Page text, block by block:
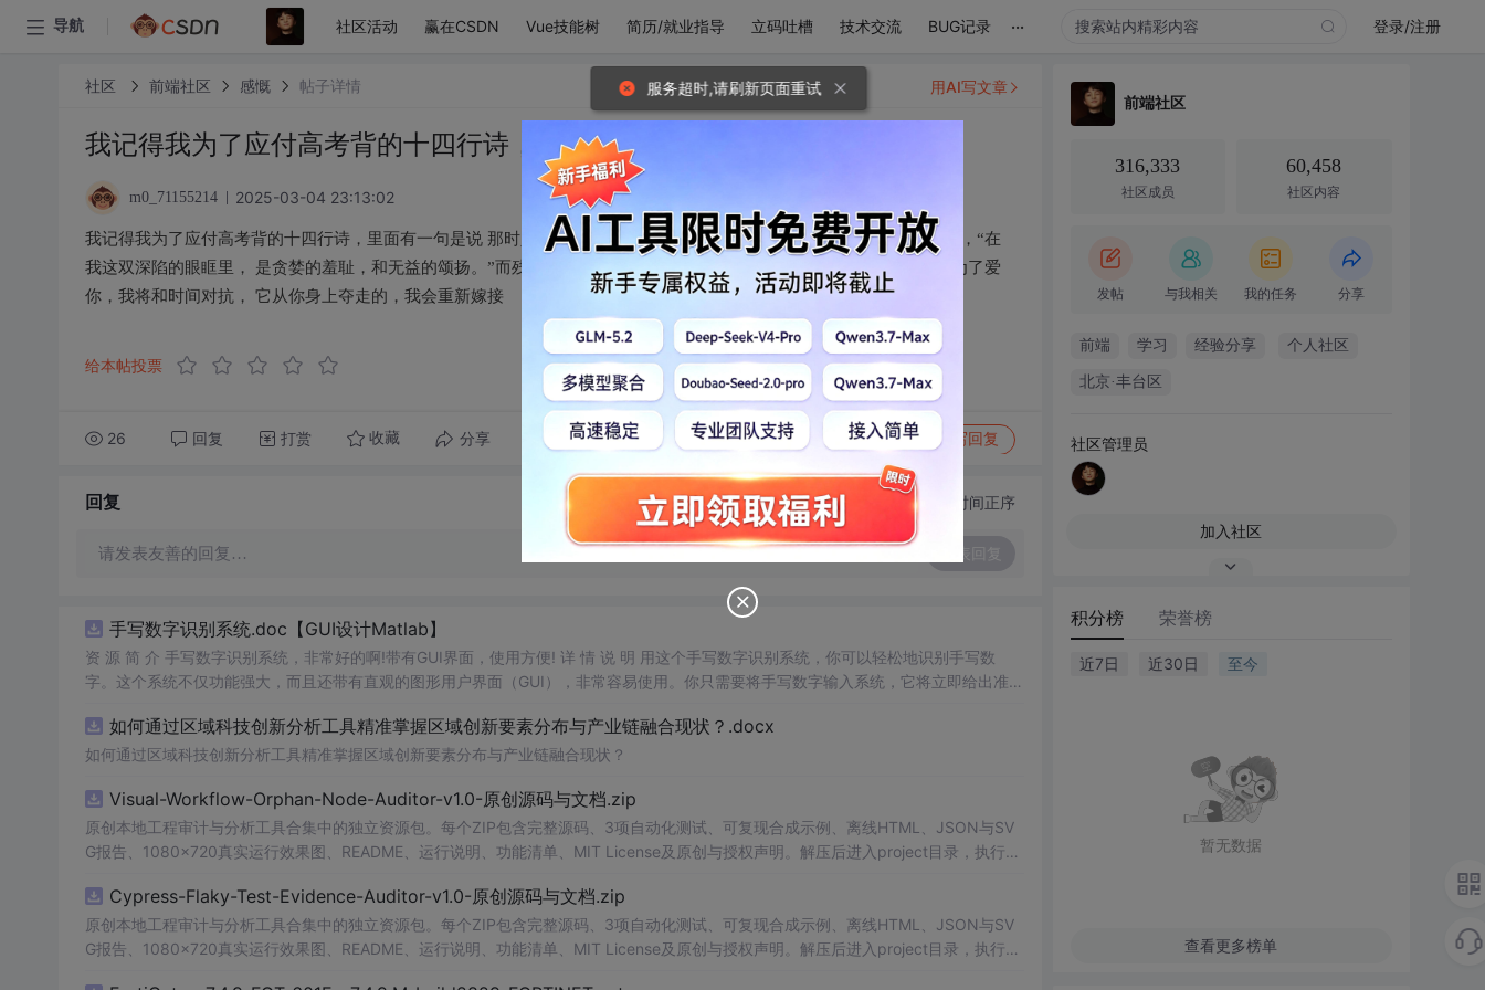
导航 社区活动 赢在CSDN Vue技能树 简历/就业指导 立码吐槽 技术交流 BUG记录 ... 登录/注册
社区 前端社区 感慨 帖子详情
我记得我为了应付高考背的十四行诗，里面有
m0_71155214 2025-03-04 23:13:02
我记得我为了应付高考背的十四行诗，里面有一句是说 那时人若问起你的美在何处， 哪里是你那少壮年华的宝藏， 你说，“在
我这双深陷的眼眶里， 是贪婪的羞耻，和无益的颂扬。”而残暴的时间和腐朽商议， 要把你青春的白日变成暗淡黑夜， 为了爱
你，我将和时间对抗， 它从你身上夺走的，我会重新嫁接
给本帖投票
26 回复 打赏 收藏 分享 转发到动态 举报 写回复
用AI写文章
回复 切换为时间正序
请发表友善的回复…
手写数字识别系统.doc【GUI设计Matlab】
资 源 简 介 手写数字识别系统，非常好的啊!带有GUI界面，使用方便! 详 情 说 明 用这个手写数字识别系统，你可以轻松地识别手写数
字。这个系统不仅功能强大，而且还带有直观的图形用户界面（GUI），非常容易使用。你只需要将手写数字输入系统，它将立即给出准确
便和实用的工具，你一定会喜欢它的！
如何通过区域科技创新分析工具精准掌握区域创新要素分布与产业链融合现状？.docx
如何通过区域科技创新分析工具精准掌握区域创新要素分布与产业链融合现状？
Visual-Workflow-Orphan-Node-Auditor-v1.0-原创源码与文档.zip
原创本地工程审计与分析工具合集中的独立资源包。每个ZIP包含完整源码、3项自动化测试、可复现合成示例、离线HTML、JSON与SV
G报告、1080×720真实运行效果图、README、运行说明、功能清单、MIT License及原创与授权声明。解压后进入project目录，执行np
源码、Logo、官方截图、论文、生产日志或其他受限素材。适合前端开发、AI应用工程、测试审计和课程实践。
Cypress-Flaky-Test-Evidence-Auditor-v1.0-原创源码与文档.zip
原创本地工程审计与分析工具合集中的独立资源包。每个ZIP包含完整源码、3项自动化测试、可复现合成示例、离线HTML、JSON与SV
G报告、1080×720真实运行效果图、README、运行说明、功能清单、MIT License及原创与授权声明。解压后进入project目录，执行np
前端社区
316,333
社区成员
60,458
社区内容
发帖 与我相关 我的任务 分享
前端 学习 经验分享 个人社区
北京·丰台区
社区管理员
加入社区
积分榜 荣誉榜
近7日 近30日 至今
暂无数据
查看更多榜单
服务超时,请刷新页面重试